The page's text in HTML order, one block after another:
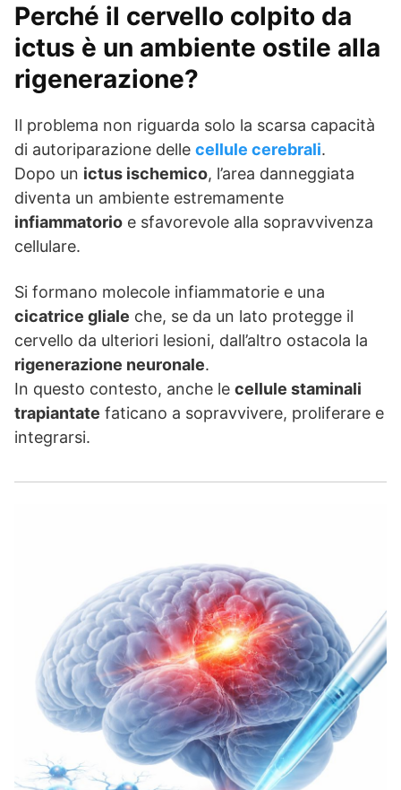
Perché il cervello colpito da
ictus è un ambiente ostile alla
rigenerazione?
Il problema non riguarda solo la scarsa capacità
di autoriparazione delle cellule cerebrali.
Dopo un ictus ischemico, l’area danneggiata
diventa un ambiente estremamente
infiammatorio e sfavorevole alla sopravvivenza
cellulare.
Si formano molecole infiammatorie e una
cicatrice gliale che, se da un lato protegge il
cervello da ulteriori lesioni, dall’altro ostacola la
rigenerazione neuronale.
In questo contesto, anche le cellule staminali
trapiantate faticano a sopravvivere, proliferare e
integrarsi.